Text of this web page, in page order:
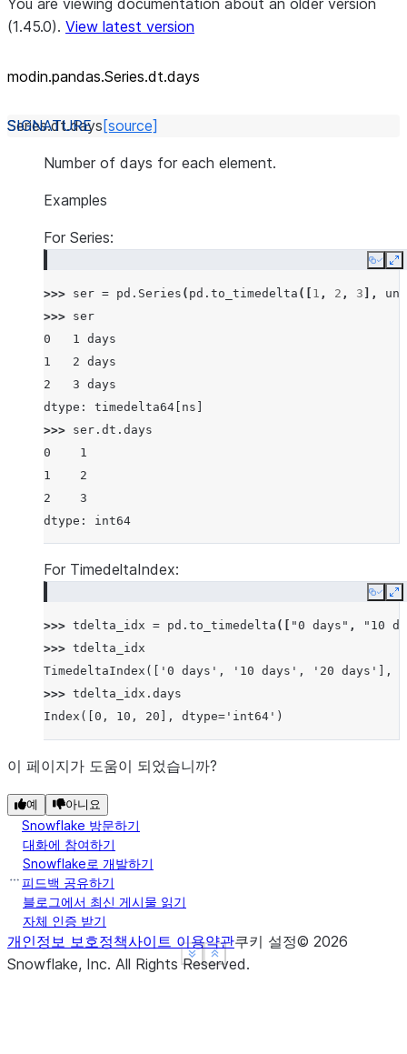
You are viewing documentation about an older version
(1.45.0). View latest version
modin.pandas.Series.dt.days
Series.dt.days [source]
Number of days for each element.
Examples
For Series:
Copy
>>> ser = pd . Series ( pd . to_timedelta ([ 1 , 2 , 3 ],
>>> ser
0   1 days
1   2 days
2   3 days
dtype: timedelta64[ns]
>>> ser . dt . days
0    1
1    2
2    3
dtype: int64
Show less
See more
For TimedeltaIndex:
Copy
>>> tdelta_idx = pd . to_timedelta ([ "0 days" ,
"10
>>> tdelta_idx
TimedeltaIndex(['0 days', '10 days', '20 days'],
>>> tdelta_idx . days
Index([0, 10, 20], dtype='int64')
Show less
See more
이 페이지가 도움이 되었습니까?
예 아니요
Snowflake 방문하기
대화에 참여하기
Snowflake로 개발하기
피드백 공유하기
블로그에서 최신 게시물 읽기
자체 인증 받기
개인정보 보호정책사이트 이용약관쿠키 설정© 2026
Snowflake, Inc. All Rights Reserved.